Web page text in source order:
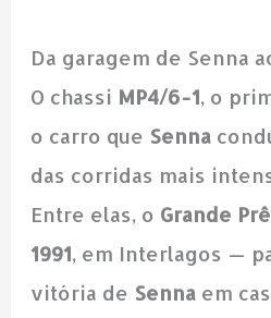
Da garagem de Senna
O chassi MP4/6-1, o
o carro que Senna
das corridas mais
Entre elas, o Grande
1991, em Interlagos —
vitória de Senna em